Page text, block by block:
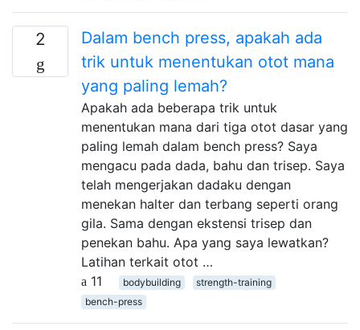
2
Dalam bench press, apakah ada
trik untuk menentukan otot mana
yang paling lemah?
Apakah ada beberapa trik untuk
menentukan mana dari tiga otot dasar yang
paling lemah dalam bench press? Saya
mengacu pada dada, bahu dan trisep. Saya
telah mengerjakan dadaku dengan
menekan halter dan terbang seperti orang
gila. Sama dengan ekstensi trisep dan
penekan bahu. Apa yang saya lewatkan?
Latihan terkait otot …
11
bodybuilding
strength-training
bench-press